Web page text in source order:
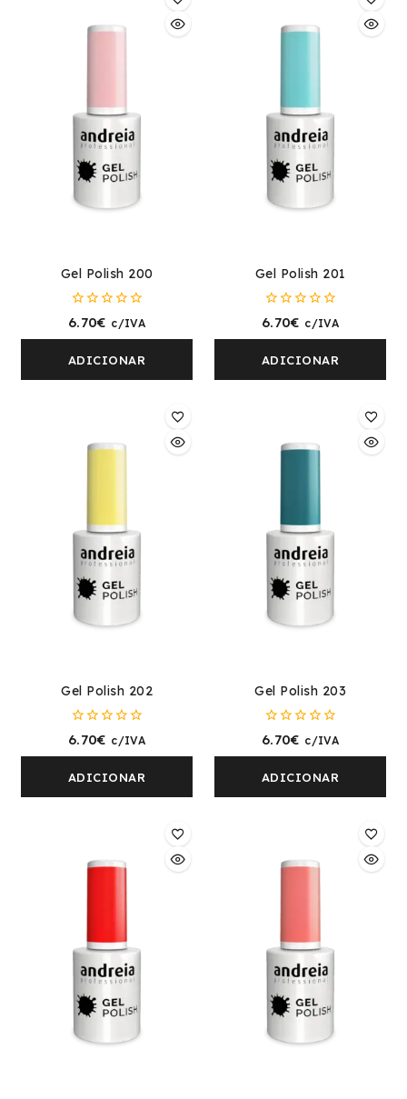
Gel Polish 200
0
fora
5
6.70€ c/IVA
ADICIONAR
Gel Polish 201
0
fora
5
6.70€ c/IVA
ADICIONAR
Gel Polish 202
0
5
6.70€ c/IVA
ADICIONAR
Gel Polish 203
0
5
6.70€ c/IVA
ADICIONAR